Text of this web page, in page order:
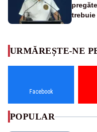
URMĂREȘTE-NE
Facebook
POPULAR